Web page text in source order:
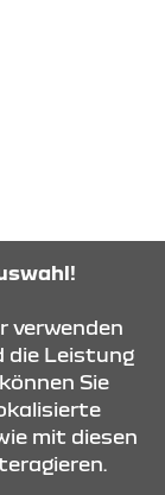
verwenden
die Leistung
Sie
mit diesen